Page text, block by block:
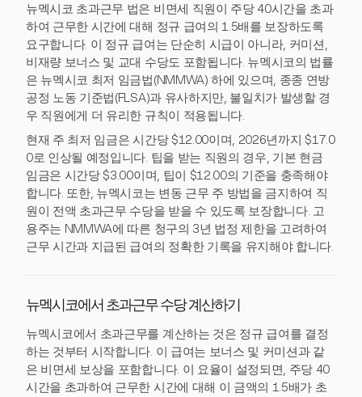
뉴멕시코 초과근무 법은 비면세 직원이 주당 40시간을 초과
하여 근무한 시간에 대해 정규 급여의 1.5배를 보장하도록
요구합니다. 이 정규 급여는 단순히 시급이 아니라, 커미션,
비재량 보너스 및 교대 수당도 포함됩니다. 뉴멕시코의 법률
은 뉴멕시코 최저 임금법(NMMWA) 하에 있으며, 종종 연방
공정 노동 기준법(FLSA)과 유사하지만, 불일치가 발생할 경
우 직원에게 더 유리한 규칙이 적용됩니다.
현재 주 최저 임금은 시간당 $12.00이며, 2026년까지 $17.0
0로 인상될 예정입니다. 팁을 받는 직원의 경우, 기본 현금
임금은 시간당 $3.00이며, 팁이 $12.00의 기준을 충족해야
합니다. 또한, 뉴멕시코는 변동 근무 주 방법을 금지하여 직
원이 전액 초과근무 수당을 받을 수 있도록 보장합니다. 고
용주는 NMMWA에 따른 청구의 3년 법정 제한을 고려하여
근무 시간과 지급된 급여의 정확한 기록을 유지해야 합니다.
뉴멕시코에서 초과근무 수당 계산하기
뉴멕시코에서 초과근무를 계산하는 것은 정규 급여를 결정
하는 것부터 시작합니다. 이 급여는 보너스 및 커미션과 같
은 비면세 보상을 포함합니다. 이 요율이 설정되면, 주당 40
시간을 초과하여 근무한 시간에 대해 이 금액의 1.5배가 초